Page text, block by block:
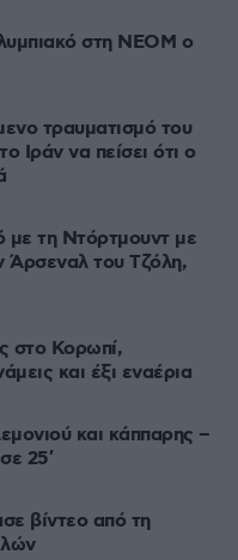
στη ΝΕΟΜ ο
τραυματισμό του
Ιράν να πείσει ότι ο
με τη Ντόρτμουντ με
Άρσεναλ του Τζόλη,
στο Κορωπί,
και έξι εναέρια
και κάππαρης –
25′
βίντεο από τη